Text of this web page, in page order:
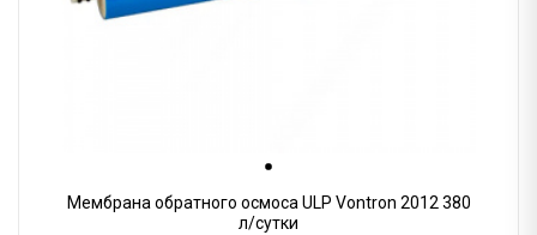
Мембрана обратного осмоса ULP Vontron 2012 380
л/сутки